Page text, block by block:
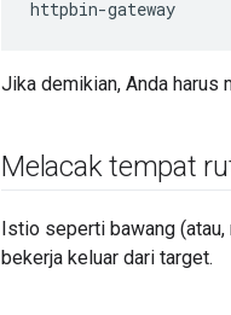
httpbin-gateway
Jika demikian, Anda harus
Melacak tempat
Istio seperti bawang
bekerja keluar dari target.